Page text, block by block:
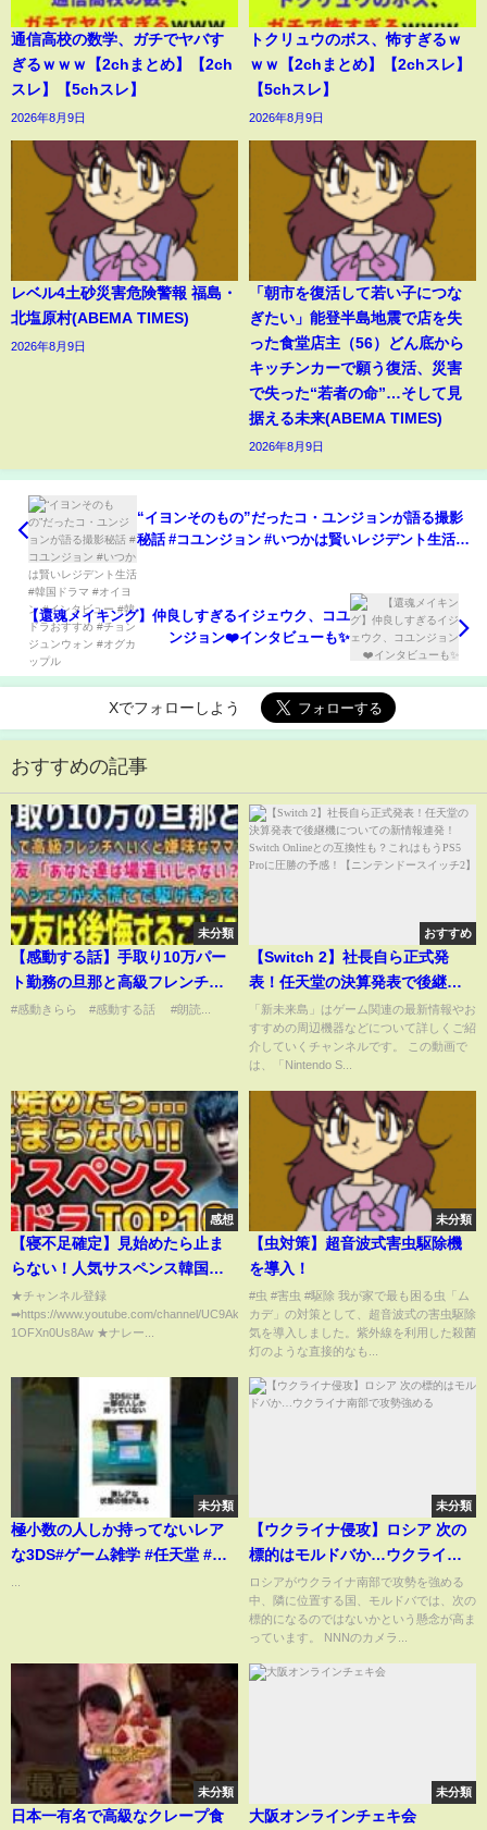
通信高校の数学、ガチでヤバす
ぎるｗｗｗ【2chまとめ】【2ch
スレ】【5chスレ】
2026年8月9日
トクリュウのボス、怖すぎるｗ
ｗｗ【2chまとめ】【2chスレ】
【5chスレ】
2026年8月9日
レベル4土砂災害危険警報 福島・
北塩原村(ABEMA TIMES)
2026年8月9日
「朝市を復活して若い子につな
ぎたい」能登半島地震で店を失
った食堂店主（56）どん底から
キッチンカーで願う復活、災害
で失った“若者の命”…そして見
据える未来(ABEMA TIMES)
2026年8月9日
“イヨンそのもの”だったコ・ユンジョンが語る撮影
秘話 #コユンジョン #いつかは賢いレジデント生活 #
【還魂メイキング】仲良しすぎるイジェウク、コユ
ンジョン❤️インタビューも✨
Xでフォローしよう
おすすめの記事
未分類
【感動する話】手取り10万パー
ト勤務の旦那と高級フレンチ
へ。そこで苦手なママ友に遭遇
るとママ友「嘘…」【泣ける
話】朗
#感動きらら #感動する話 #朗読...
おすすめ
【Switch 2】社長自ら正式発
表！任天堂の決算発表で後継機
についての新情報連発！Switch
Onlineとの互換性も？これはも
うPS5 Proに圧勝の予感！【ニン
「新未来島」はゲーム関連の最新情報やお
すすめの周辺機器などについて詳しくご紹
介していくチャンネルです。 この動画で
は、「Nintendo S...
感想
【寝不足確定】見始めたら止ま
らない！人気サスペンス韓国ド
ラマランキングTOP10
★チャンネル登録
➡https://www.youtube.com/channel/UC9AkihDya3n-
1OFXn0Us8Aw ★ナレー...
未分類
【虫対策】超音波式害虫駆除機
を導入！
#虫 #害虫 #駆除 我が家で最も困る虫「ム
カデ」の対策として、超音波式の害虫駆除
気を導入しました。紫外線を利用した殺菌
灯のような直接的なも...
未分類
極小数の人しか持ってないレア
な3DS#ゲーム雑学 #任天堂 #ゲ
未分類
【ウクライナ侵攻】ロシア 次の
標的はモルドバか…ウクライナ
南部で攻勢強める
ロシアがウクライナ南部で攻勢を強める
中、隣に位置する国、モルドバでは、次の
標的になるのではないかという懸念が高ま
っています。 NNNのカメラ...
未分類
日本一有名で高級なクレープ食
未分類
大阪オンラインチェキ会